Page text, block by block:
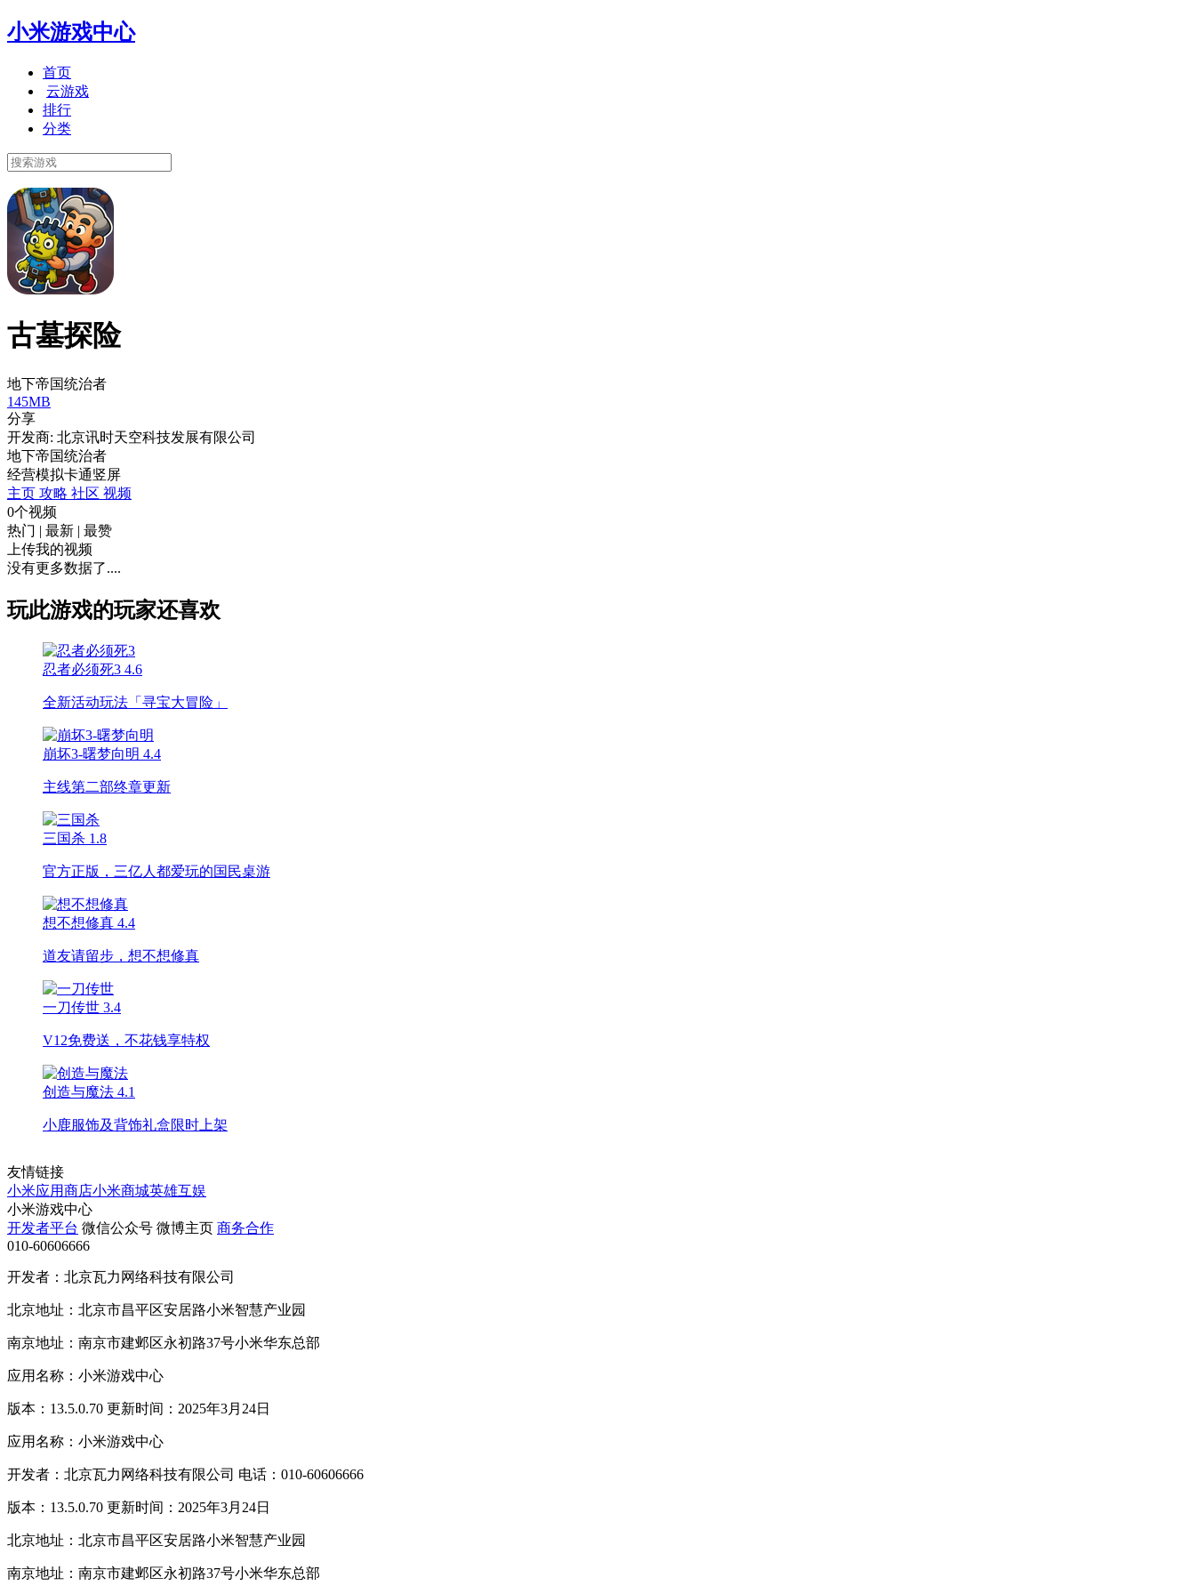
小米游戏中心
首页
云游戏
排行
分类
古墓探险
地下帝国统治者
145MB
分享
开发商: 北京讯时天空科技发展有限公司
地下帝国统治者
经营模拟卡通竖屏
主页 攻略 社区 视频
0个视频
热门 | 最新 | 最赞
上传我的视频
没有更多数据了....
玩此游戏的玩家还喜欢
忍者必须死3 4.6
全新活动玩法「寻宝大冒险」
崩坏3-曙梦向明 4.4
主线第二部终章更新
三国杀 1.8
官方正版，三亿人都爱玩的国民桌游
想不想修真 4.4
道友请留步，想不想修真
一刀传世 3.4
V12免费送，不花钱享特权
创造与魔法 4.1
小鹿服饰及背饰礼盒限时上架
友情链接
小米应用商店小米商城英雄互娱
小米游戏中心
开发者平台 微信公众号 微博主页 商务合作
010-60606666
开发者：北京瓦力网络科技有限公司
北京地址：北京市昌平区安居路小米智慧产业园
南京地址：南京市建邺区永初路37号小米华东总部
应用名称：小米游戏中心
版本：13.5.0.70 更新时间：2025年3月24日
应用名称：小米游戏中心
开发者：北京瓦力网络科技有限公司 电话：010-60606666
版本：13.5.0.70 更新时间：2025年3月24日
北京地址：北京市昌平区安居路小米智慧产业园
南京地址：南京市建邺区永初路37号小米华东总部